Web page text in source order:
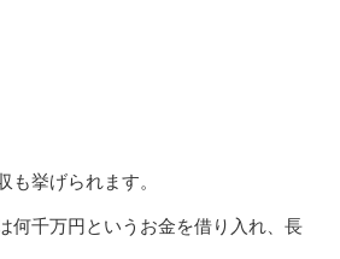
も挙げられます。
何千万円というお金を借り入れ、長